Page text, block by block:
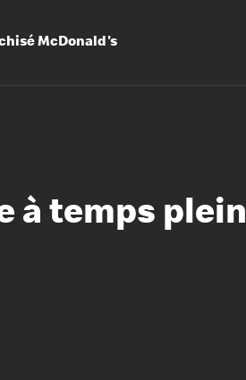
McDonald's
Les
à temps